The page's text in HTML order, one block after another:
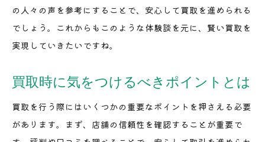
の人々の声を参考にすることで、安心して買取を進められる
でしょう。これからもこのような体験談を元に、賢い買取を
実現していきたいですね。
買取時に気をつけるべきポイントとは
買取を行う際にはいくつかの重要なポイントを押さえる必要
があります。まず、店舗の信頼性を確認することが重要で